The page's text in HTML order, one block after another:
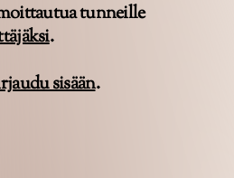
tunneille
.
sisään.